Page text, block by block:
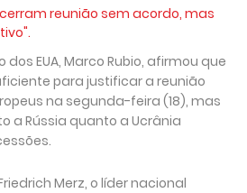
reunião sem acordo, mas
EUA, Marco Rubio, afirmou que
para justificar a reunião
na segunda-feira (18), mas
a Rússia quanto a Ucrânia
Merz, o líder nacional